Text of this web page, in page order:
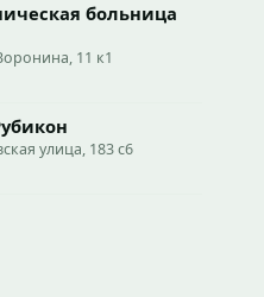
больница
11 к1
улица, 183 с6